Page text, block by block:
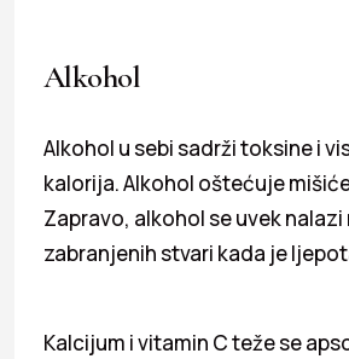
Alkohol
Alkohol u sebi sadrži toksine i
kalorija. Alkohol oštećuje
Zapravo, alkohol se uvek nalazi
zabranjenih stvari kada je
Kalcijum i vitamin C teže se